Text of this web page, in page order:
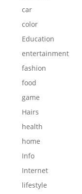
car
color
Education
entertainment
fashion
food
game
Hairs
health
home
Info
Internet
lifestyle